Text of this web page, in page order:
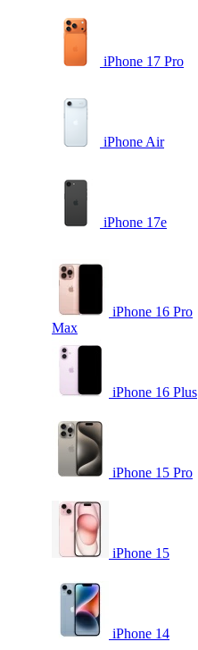
iPhone 17 Pro
iPhone Air
iPhone 17e
iPhone 16 Pro
Max
iPhone 16 Plus
iPhone 15 Pro
iPhone 15
iPhone 14